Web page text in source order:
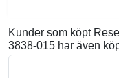
Kunder som köpt
3838-015 har även